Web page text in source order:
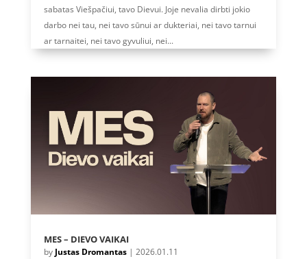
sabatas Viešpačiui, tavo Dievui. Joje nevalia dirbti jokio
darbo nei tau, nei tavo sūnui ar dukteriai, nei tavo tarnui
ar tarnaitei, nei tavo gyvuliui, nei...
MES – DIEVO VAIKAI
by Justas Dromantas| 2026.01.11